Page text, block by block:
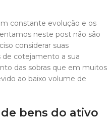
constante evolução e os
neste post não são
considerar suas
de cotejamento a sua
das sobras que em muitos
ao baixo volume de
bens do ativo